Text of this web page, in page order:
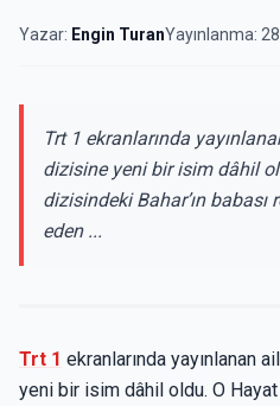
Yazar: Engin TuranYayınlanma:
Trt 1 ekranlarında
dizisine yeni bir isim dâhil
dizisindeki Bahar’ın
eden ...
Trt 1 ekranlarında yayınlanan
yeni bir isim dâhil oldu. O